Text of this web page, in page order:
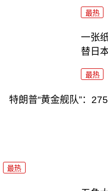
最热
一张
替日本
最热
特朗普“黄金舰队”：
最热